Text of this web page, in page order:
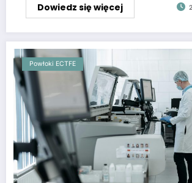
Dowiedz się więcej
Powłoki ECTFE